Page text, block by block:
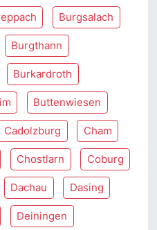
Burgsalach
Burgthann
Burkardroth
Buttenwiesen
Cadolzburg Cham
Chostlarn Coburg
Dachau Dasing
Deiningen